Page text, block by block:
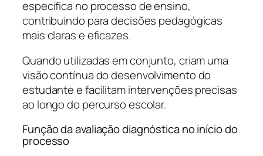
específica no processo de ensino,
contribuindo para decisões pedagógicas
mais claras e eficazes.
Quando utilizadas em conjunto, criam uma
visão contínua do desenvolvimento do
estudante e facilitam intervenções precisas
ao longo do percurso escolar.
Função da avaliação diagnóstica no início do
processo